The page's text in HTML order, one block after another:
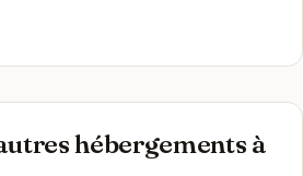
hébergements à